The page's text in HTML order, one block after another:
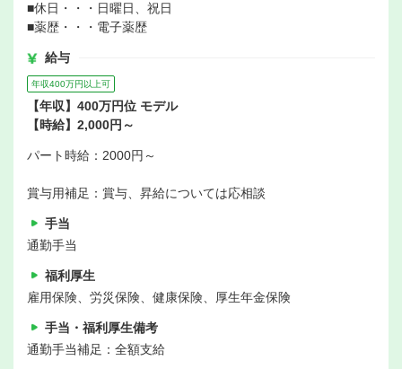
■休日・・・日曜日、祝日
■薬歴・・・電子薬歴
給与
年収400万円以上可
【年収】400万円位 モデル
【時給】2,000円～
パート時給：2000円～
賞与用補足：賞与、昇給については応相談
手当
通勤手当
福利厚生
雇用保険、労災保険、健康保険、厚生年金保険
手当・福利厚生備考
通勤手当補足：全額支給